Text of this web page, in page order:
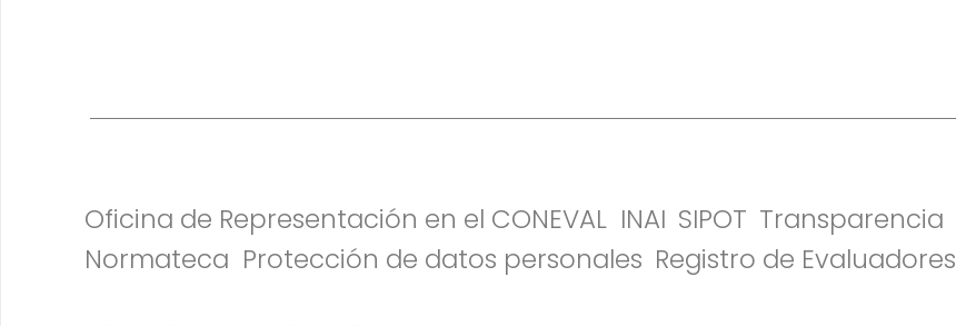
Oficina de Representación en el CONEVAL INAI SIPOT Transparencia
Normateca Protección de datos personales Registro de Evaluadores